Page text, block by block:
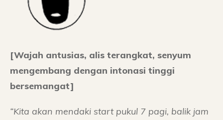
[Wajah antusias, alis terangkat, senyum
mengembang dengan intonasi tinggi
bersemangat]
“Kita akan mendaki start pukul 7 pagi, balik jam